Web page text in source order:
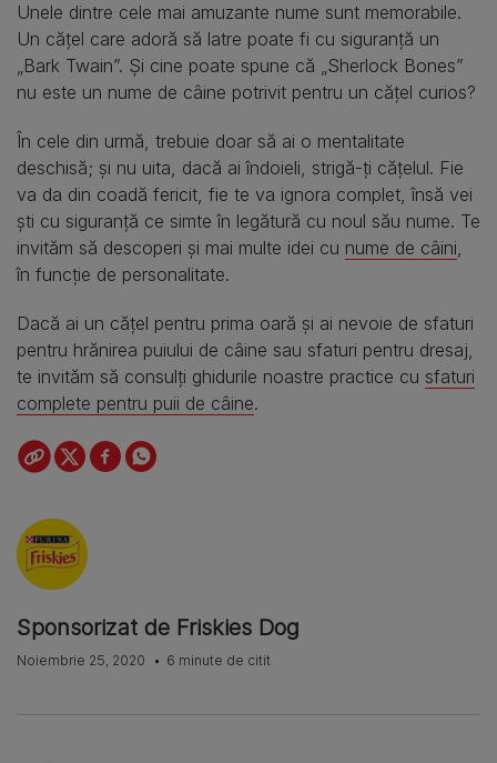
Unele dintre cele mai amuzante nume sunt memorabile.
Un cățel care adoră să latre poate fi cu siguranță un
„Bark Twain”. Și cine poate spune că „Sherlock Bones”
nu este un nume de câine potrivit pentru un cățel curios?
În cele din urmă, trebuie doar să ai o mentalitate
deschisă; și nu uita, dacă ai îndoieli, strigă-ți cățelul. Fie
va da din coadă fericit, fie te va ignora complet, însă vei
ști cu siguranță ce simte în legătură cu noul său nume. Te
invităm să descoperi și mai multe idei cu nume de câini,
în funcție de personalitate.
Dacă ai un cățel pentru prima oară și ai nevoie de sfaturi
pentru hrănirea puiului de câine sau sfaturi pentru dresaj,
te invităm să consulți ghidurile noastre practice cu sfaturi
complete pentru puii de câine.
Sponsorizat de Friskies Dog
Noiembrie 25, 2020 6 minute de citit